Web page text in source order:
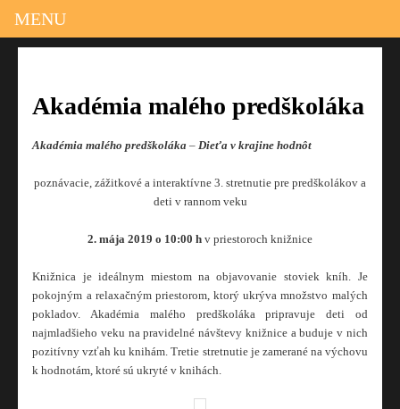
Akadémia malého predškoláka
Akadémia malého predškoláka – Dieťa v krajine hodnôt
poznávacie, zážitkové a interaktívne 3. stretnutie pre predškolákov a
deti v rannom veku
2. mája 2019 o 10:00 h v priestoroch knižnice
Knižnica je ideálnym miestom na objavovanie stoviek kníh. Je
pokojným a relaxačným priestorom, ktorý ukrýva množstvo malých
pokladov. Akadémia malého predškoláka pripravuje deti od
najmladšieho veku na pravidelné návštevy knižnice a buduje v nich
pozitívny vzťah ku knihám. Tretie stretnutie je zamerané na výchovu
k hodnotám, ktoré sú ukryté v knihách.
MENU